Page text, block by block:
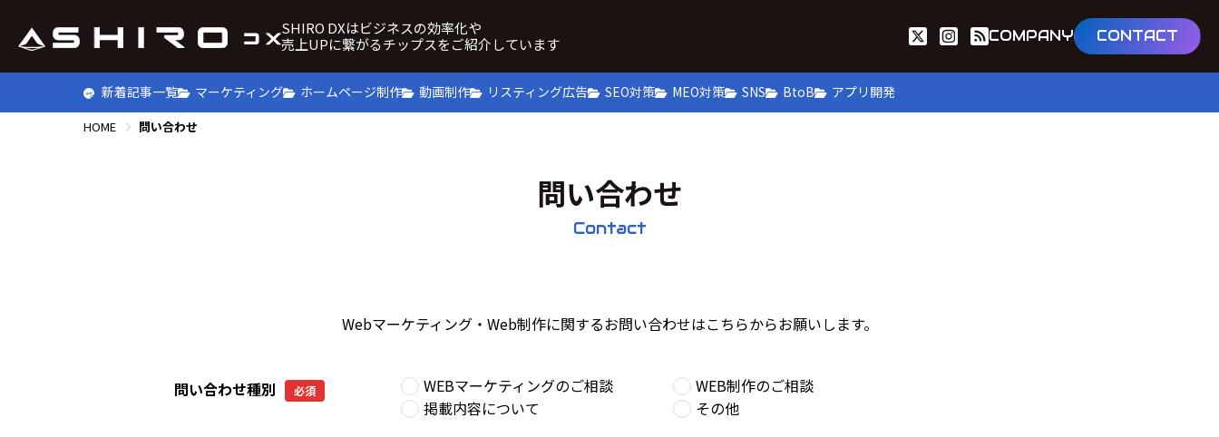
SHIRO DXはビジネスの効率化や
売上UPに繋がるチップスをご紹介しています
COMPANY CONTACT
新着記事一覧 マーケティング ホームページ制作 動画制作 リスティング広告 SEO対策 MEO対策 SNS BtoB アプリ開発
HOME 問い合わせ
問い合わせ
Contact
Webマーケティング・Web制作に関するお問い合わせはこちらからお願いします。
問い合わせ種別 必須 WEBマーケティングのご相談
WEB制作のご相談
掲載内容について
その他